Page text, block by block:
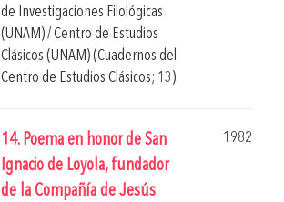
de Investigaciones Filológicas
(UNAM) / Centro de Estudios
Clásicos (UNAM) (Cuadernos del
Centro de Estudios Clásicos; 13).
14. Poema en honor de San
Ignacio de Loyola, fundador
de la Compañía de Jesús
1982